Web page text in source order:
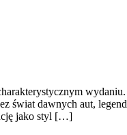
dawnych aut,
jako styl […]